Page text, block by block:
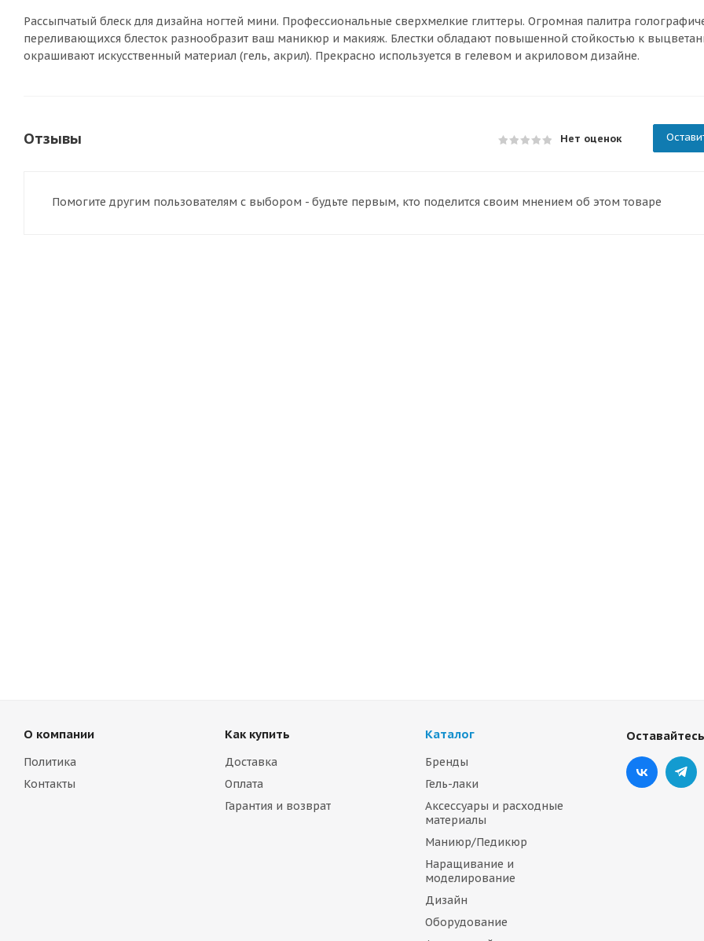
Рассыпчатый блеск для дизайна ногтей мини. Профессиональные сверхмелкие глиттеры. Огромная палитра
переливающихся блесток разнообразит ваш маникюр и макияж. Блестки обладают повышенной стойкостью к
окрашивают искусственный материал (гель, акрил). Прекрасно используется в гелевом и акриловом дизайне.
Отзывы Нет оценок
Помогите другим пользователям с выбором - будьте первым, кто поделится своим мнением об этом товаре
О компании
Политика
Контакты
Как купить
Доставка
Оплата
Гарантия и возврат
Каталог
Бренды
Гель-лаки
Аксессуары и расходные
материалы
Маниюр/Педикюр
Наращивание и
моделирование
Дизайн
Оборудование